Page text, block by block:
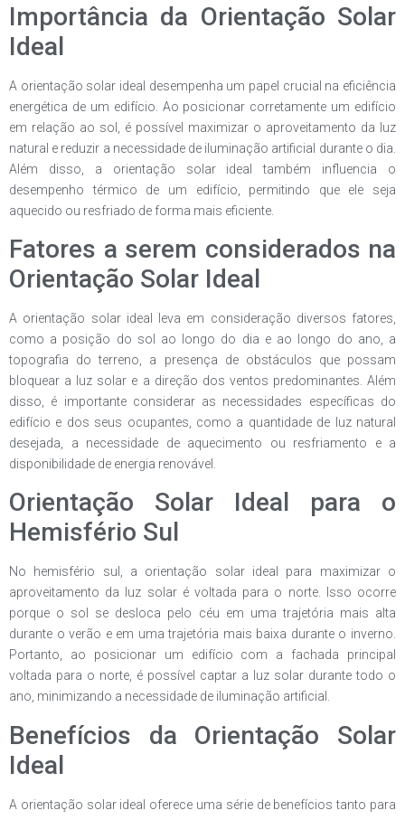
Importância da Orientação Solar
Ideal
A orientação solar ideal desempenha um papel crucial na eficiência
energética de um edifício. Ao posicionar corretamente um edifício
em relação ao sol, é possível maximizar o aproveitamento da luz
natural e reduzir a necessidade de iluminação artificial durante o dia.
Além disso, a orientação solar ideal também influencia o
desempenho térmico de um edifício, permitindo que ele seja
aquecido ou resfriado de forma mais eficiente.
Fatores a serem considerados na
Orientação Solar Ideal
A orientação solar ideal leva em consideração diversos fatores,
como a posição do sol ao longo do dia e ao longo do ano, a
topografia do terreno, a presença de obstáculos que possam
bloquear a luz solar e a direção dos ventos predominantes. Além
disso, é importante considerar as necessidades específicas do
edifício e dos seus ocupantes, como a quantidade de luz natural
desejada, a necessidade de aquecimento ou resfriamento e a
disponibilidade de energia renovável.
Orientação Solar Ideal para o
Hemisfério Sul
No hemisfério sul, a orientação solar ideal para maximizar o
aproveitamento da luz solar é voltada para o norte. Isso ocorre
porque o sol se desloca pelo céu em uma trajetória mais alta
durante o verão e em uma trajetória mais baixa durante o inverno.
Portanto, ao posicionar um edifício com a fachada principal
voltada para o norte, é possível captar a luz solar durante todo o
ano, minimizando a necessidade de iluminação artificial.
Benefícios da Orientação Solar
Ideal
A orientação solar ideal oferece uma série de benefícios tanto para